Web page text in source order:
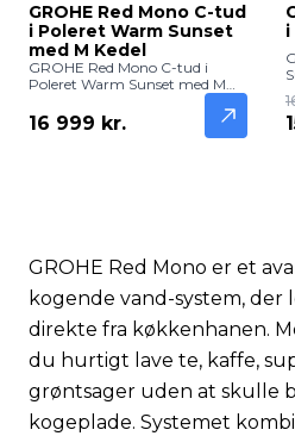
GROHE Red Mono C-tud
i Poleret Warm Sunset
med M Kedel
GROHE Red Mono C-tud i
Poleret Warm Sunset med M
Kedel leverer frisk, filtreret og
kogende vand direkte fra
hanen. Elegant og eksklusiv
16 999 kr.
i
GROHE Red Mono er et
kogende vand-system, der
direkte fra køkkenhanen.
du hurtigt lave te, kaffe,
grøntsager uden at skulle
kogeplade. Systemet